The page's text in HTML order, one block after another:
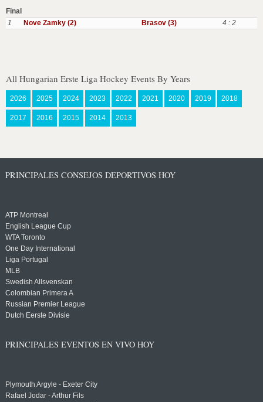
Final
1
Nove Zamky (2) Brasov (3) 4 : 2
All Hungarian Erste Liga Hockey Events By Years
2026 2025 2024 2023 2022 2021 2020 2019 2018
2017 2016 2015 2014 2013
PRINCIPALES CONSEJOS DEPORTIVOS HOY
ATP Montreal
English League Cup
WTA Toronto
One Day International
Liga Portugal
MLB
Swedish Allsvenskan
Colombian Primera A
Russian Premier League
Dutch Eerste Divisie
PRINCIPALES EVENTOS EN VIVO HOY
Plymouth Argyle - Exeter City
Rafael Jodar - Arthur Fils